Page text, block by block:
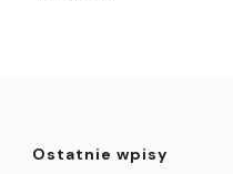
Ostatnie wpisy